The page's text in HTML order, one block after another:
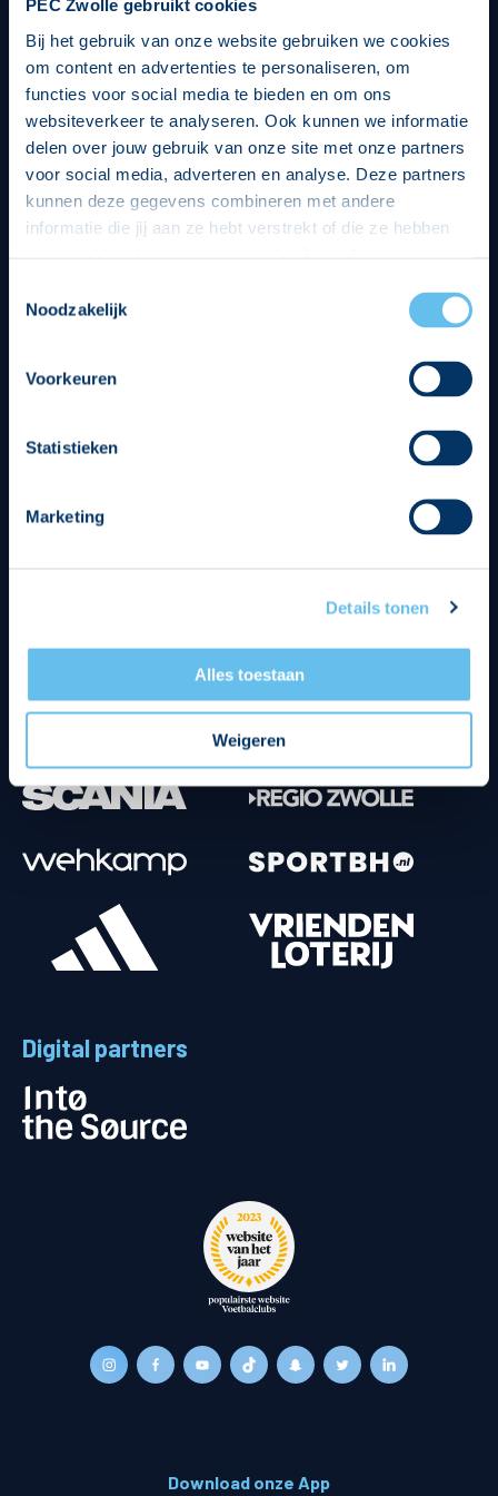
PEC Zwolle gebruikt cookies
Bij het gebruik van onze website gebruiken we cookies
om content en advertenties te personaliseren, om
functies voor social media te bieden en om ons
websiteverkeer te analyseren. Ook kunnen we informatie
delen over jouw gebruik van onze site met onze partners
voor social media, adverteren en analyse. Deze partners
kunnen deze gegevens combineren met andere
informatie die jij aan ze hebt verstrekt of die ze hebben
op een veilige en integere wijze. Je kunt je toestemming
beheren op de privacy- en cookieverklaring pagina.
Noodzakelijk
Voorkeuren
Statistieken
Marketing
Details tonen
Alles toestaan
Weigeren
Digital partners
Download onze App